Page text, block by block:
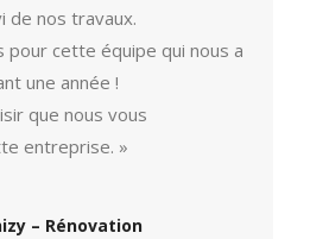
de nos travaux.
pour cette équipe qui nous a
une année !
que nous vous
entreprise. »
– Rénovation